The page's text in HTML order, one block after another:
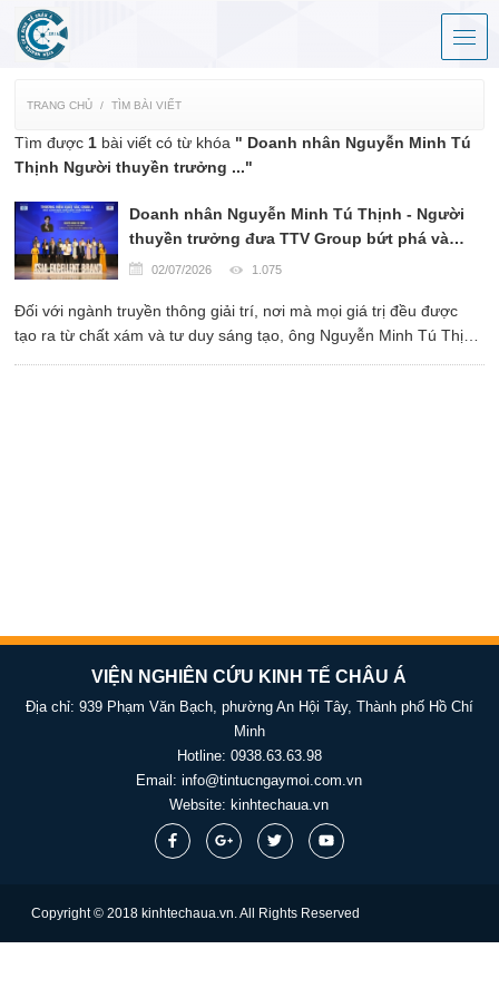
TRANG CHỦ TÌM BÀI VIẾT
Tìm được 1 bài viết có từ khóa " Doanh nhân Nguyễn Minh Tú
Thịnh Người thuyền trưởng ..."
Doanh nhân Nguyễn Minh Tú Thịnh - Người
thuyền trưởng đưa TTV Group bứt phá và
vươn tầm Châu Á
02/07/2026 1.075
Đối với ngành truyền thông giải trí, nơi mà mọi giá trị đều được
tạo ra từ chất xám và tư duy sáng tạo, ông Nguyễn Minh Tú Thịnh
VIỆN NGHIÊN CỨU KINH TẾ CHÂU Á
Địa chỉ: 939 Phạm Văn Bạch, phường An Hội Tây, Thành phố Hồ Chí
Minh
Hotline: 0938.63.63.98
Email:info@tintucngaymoi.com.vn
Website: kinhtechaua.vn
Copyright © 2018 kinhtechaua.vn. All Rights Reserved